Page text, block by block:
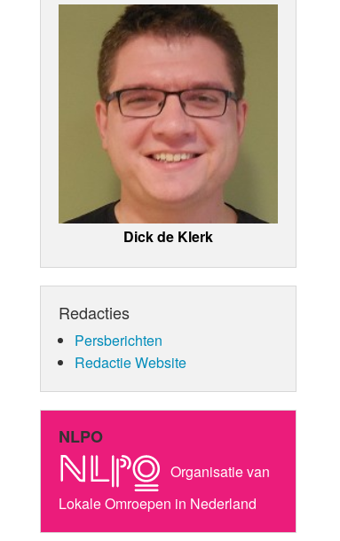
Dick de Klerk
Redacties
Persberichten
Redactie Website
NLPO
Organisatie van
Lokale Omroepen in Nederland